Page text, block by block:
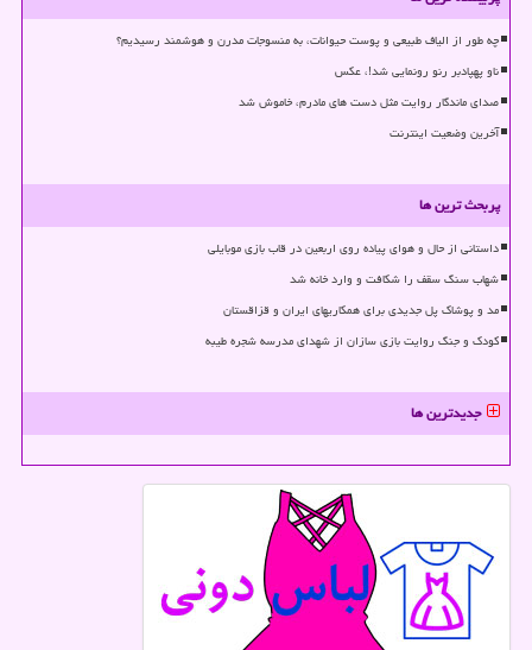
چه طور از الیاف طبیعی و پوست حیوانات، به منسوجات مدرن و هوشمند رسیدیم؟
ناو پهپادبر رنو رونمایی شد!، عکس
صدای ماندگار روایت مثل دست های مادرم، خاموش شد
آخرین وضعیت اینترنت
پربحث ترین ها
داستانی از حال و هوای پیاده روی اربعین در قاب بازی موبایلی
شهاب سنگ سقف را شکافت و وارد خانه شد
مد و پوشاک پل جدیدی برای همکاریهای ایران و قزاقستان
کودک و جنگ روایت بازی سازان از شهدای مدرسه شجره طیبه
جدیدترین ها